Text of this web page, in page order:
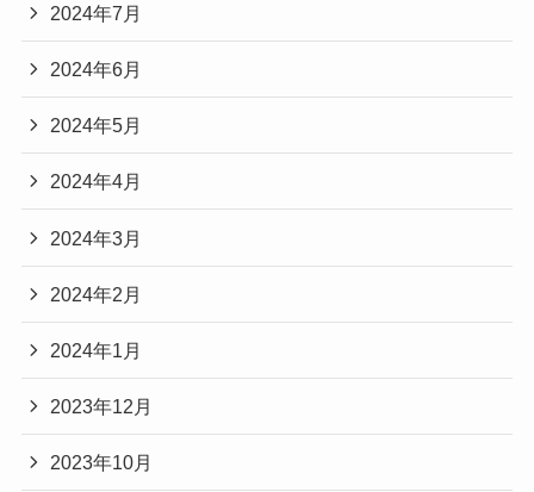
2024年7月
2024年6月
2024年5月
2024年4月
2024年3月
2024年2月
2024年1月
2023年12月
2023年10月